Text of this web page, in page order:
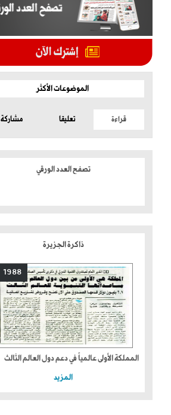
الموضوعات الأكثر
قراءة تعليقا مشاركة
تصفح العدد الورقي
ذاكرة الجزيرة
1988
المملكة الأولى عالمياً في دعم دول العالم الثالث
المزيد